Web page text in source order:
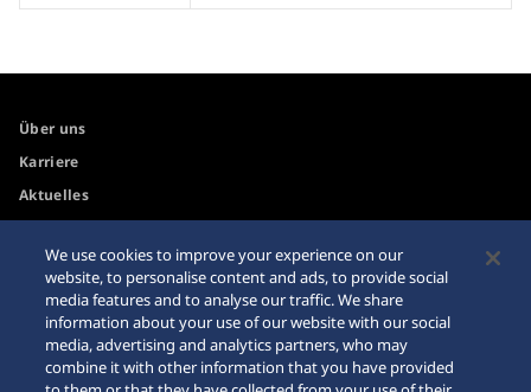
Über uns
Karriere
Aktuelles
Zugänglichkeit
Internetkäufe
Datenschutzbestimmungen
Händler
Sitemap
We use cookies to improve your experience on our
website, to personalise content and ads, to provide social
media features and to analyse our traffic. We share
information about your use of our website with our social
media, advertising and analytics partners, who may
combine it with other information that you have provided